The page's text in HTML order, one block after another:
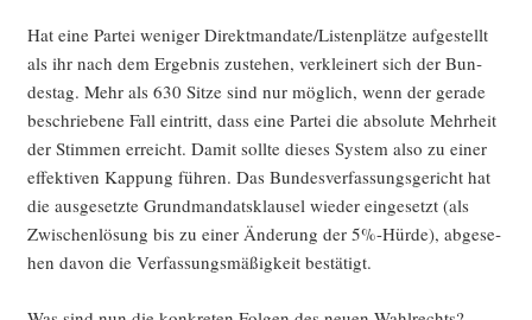
Hat eine Par­tei weni­ger Direktmandate/Listenplätze auf­ge­stellt
als ihr nach dem Ergeb­nis zuste­hen, ver­klei­nert sich der Bun­
des­tag. Mehr als 630 Sit­ze sind nur mög­lich, wenn der gera­de
beschrie­be­ne Fall ein­tritt, dass eine Par­tei die abso­lu­te Mehr­heit
der Stim­men erreicht. Damit soll­te die­ses Sys­tem also zu einer
effek­ti­ven Kap­pung füh­ren. Das Bun­des­ver­fas­sungs­ge­richt hat
die aus­ge­setz­te Grund­man­dats­klau­sel wie­der ein­ge­setzt (als
Zwi­schen­lö­sung bis zu einer Ände­rung der 5%-Hürde), abge­se­
hen davon die Ver­fas­sungs­mä­ßig­keit bestätigt.